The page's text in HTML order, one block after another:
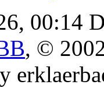
00:14
, ©